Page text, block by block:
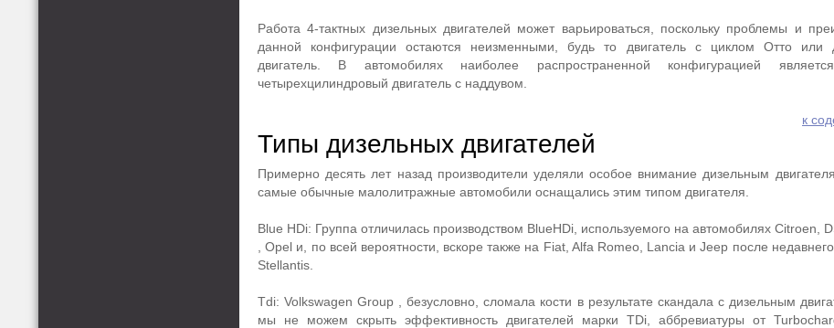
Работа 4-тактных дизельных двигателей может варьироваться, поскольку проблемы и
данной конфигурации остаются неизменными, будь то двигатель с циклом Отто или
двигатель. В автомобилях наиболее распространенной конфигурацией
четырехцилиндровый двигатель с наддувом.
к
Типы дизельных двигателей
Примерно десять лет назад производители уделяли особое внимание дизельным
самые обычные малолитражные автомобили оснащались этим типом двигателя.
Blue HDi: Группа отличилась производством BlueHDi, используемого на автомобилях Citroen,
, Opel и, по всей вероятности, вскоре также на Fiat, Alfa Romeo, Lancia и Jeep после
Stellantis.
Tdi: Volkswagen Group , безусловно, сломала кости в результате скандала с дизельным
мы не можем скрыть эффективность двигателей марки TDi, аббревиатуры от